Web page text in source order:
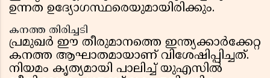
ഉന്നത ഉദ്യോഗസ്ഥരെയുമായിരിക്കും.
കനത്ത തിരിച്ചടി
പ്രമുഖർ ഈ തീരുമാനത്തെ ഇന്ത്യക്കാർക്കേറ്റ
കനത്ത ആഘാതമായാണ് വിശേഷിപ്പിച്ചത്.
നിയമം കൃത്യമായി പാലിച്ച് യുഎസിൽ